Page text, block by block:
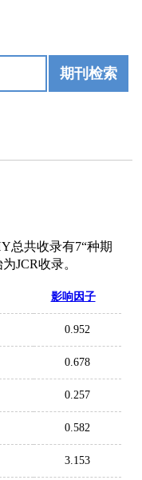
期刊检索
总共收录有7“种期
JCR收录。
影响因子
0.952
0.678
0.257
0.582
3.153